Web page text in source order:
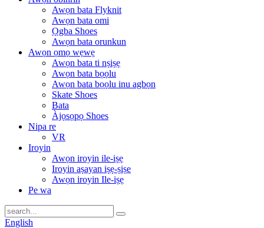
Awọn bata Flyknit
Awọn bata omi
Ọgba Shoes
Awọn bata orunkun
Awọn ọmọ wẹwẹ
Awọn bata ti nṣiṣẹ
Awọn bata bọọlu
Awọn bata bọọlu inu agbọn
Skate Shoes
Bata
Àjọsọpọ Shoes
Nipa re
VR
Iroyin
Awọn iroyin ile-iṣẹ
Iroyin aṣayan iṣẹ-ṣiṣe
Awọn iroyin Ile-iṣẹ
Pe wa
English